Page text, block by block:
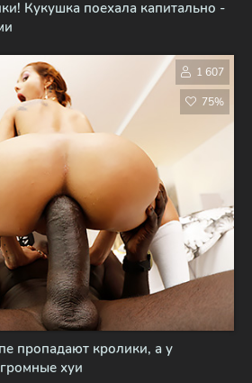
Кукушка поехала капитально -
пропадают кролики, а у
хуи
1 607
75%